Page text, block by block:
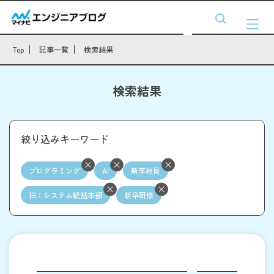
Top 記事一覧 検索結果
検索結果
絞り込みキーワード
プログラミング AI 新卒社員
旧：システム統括本部 新卒研修